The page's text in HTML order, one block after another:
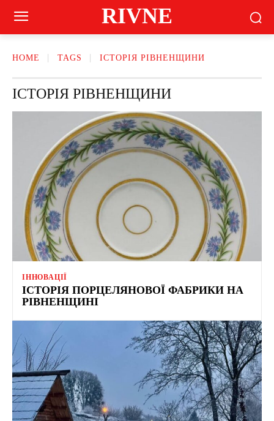
RIVNE
HOME TAGS ІСТОРІЯ РІВНЕНЩИНИ
ІСТОРІЯ РІВНЕНЩИНИ
ІННОВАЦІЇ
ІСТОРІЯ ПОРЦЕЛЯНОВОЇ ФАБРИКИ НА
РІВНЕНЩИНІ